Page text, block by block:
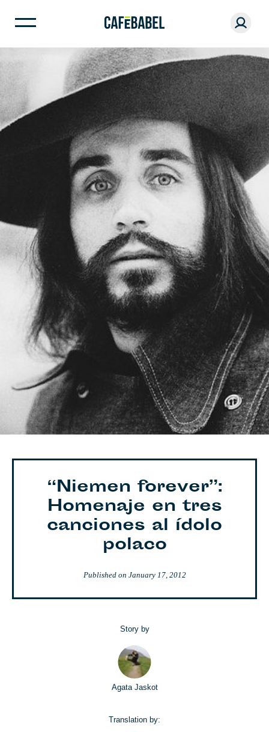
“Niemen forever”:
Homenaje en tres
canciones al ídolo
polaco
Published on January 17, 2012
Story by
Agata Jaskot
Translation by: